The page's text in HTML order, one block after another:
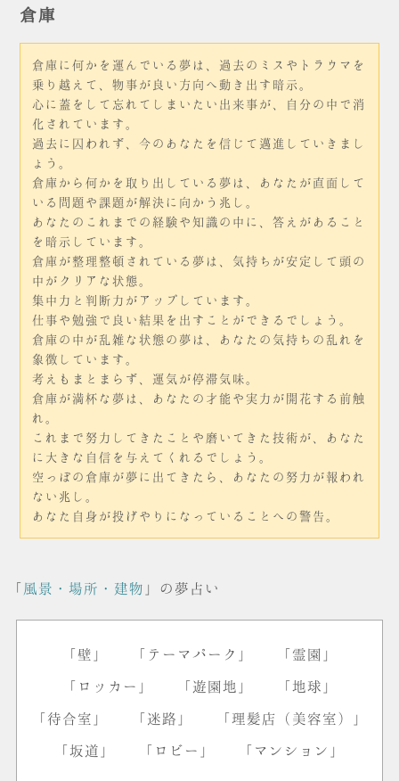
倉庫
倉庫に何かを運んでいる夢は、過去のミスやトラウマを
乗り越えて、物事が良い方向へ動き出す暗示。
心に蓋をして忘れてしまいたい出来事が、自分の中で消
化されています。
過去に囚われず、今のあなたを信じて邁進していきまし
ょう。
倉庫から何かを取り出している夢は、あなたが直面して
いる問題や課題が解決に向かう兆し。
あなたのこれまでの経験や知識の中に、答えがあること
を暗示しています。
倉庫が整理整頓されている夢は、気持ちが安定して頭の
中がクリアな状態。
集中力と判断力がアップしています。
仕事や勉強で良い結果を出すことができるでしょう。
倉庫の中が乱雑な状態の夢は、あなたの気持ちの乱れを
象徴しています。
考えもまとまらず、運気が停滞気味。
倉庫が満杯な夢は、あなたの才能や実力が開花する前触
れ。
これまで努力してきたことや磨いてきた技術が、あなた
に大きな自信を与えてくれるでしょう。
空っぽの倉庫が夢に出てきたら、あなたの努力が報われ
ない兆し。
あなた自身が投げやりになっていることへの警告。
「 風景・場所・建物 」の夢占い
「壁」 「テーマパーク」 「霊園」
「ロッカー」 「遊園地」 「地球」
「待合室」 「迷路」 「理髪店（美容室）」
「坂道」 「ロビー」 「マンション」